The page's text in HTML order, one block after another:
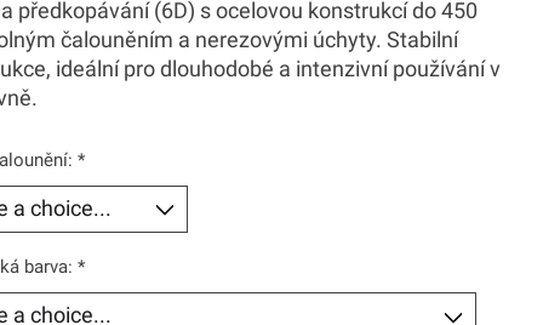
předkopávání (6D) s ocelovou konstrukcí do 450
čalouněním a nerezovými úchyty. Stabilní
ideální pro dlouhodobé a intenzivní používání v
*
barva: *